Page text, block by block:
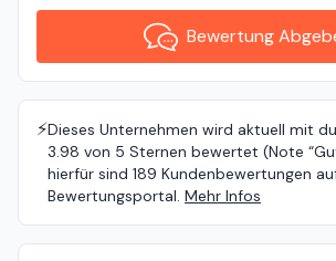
Bewertung
⚡️Dieses Unternehmen wird aktuell mit
3.98 von 5 Sternen bewertet (Note
hierfür sind 189 Kundenbewertungen
Bewertungsportal. Mehr Infos